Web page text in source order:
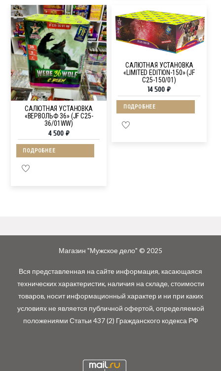
САЛЮТНАЯ УСТАНОВКА
«ВЕРВОЛЬФ 36» (JF C25-
36/01WW)
4 500 ₽
ПОДРОБНЕЕ
САЛЮТНАЯ УСТАНОВКА
«LIMITED EDITION-150» (JF
C25-150/01)
14 500₽
ПОДРОБНЕЕ
Магазин "Мужское дело" © 2025
Вся представленная на сайте информация, касающаяся
технических характеристик, наличия на складе, стоимости
товаров, носит информационный характер и ни при каких
условиях не является публичной офертой, определяемой
положениями Статьи 437 (2) Гражданского кодекса РФ